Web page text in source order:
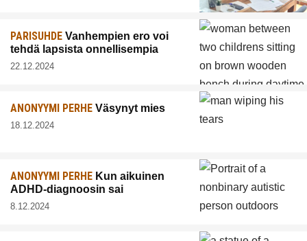
PARISUHDE Vanhempien ero voi
tehdä lapsista onnellisempia
22.12.2024
ANONYYMI PERHE Väsynyt mies
18.12.2024
ANONYYMI PERHE Kun aikuinen
ADHD-diagnoosin sai
8.12.2024